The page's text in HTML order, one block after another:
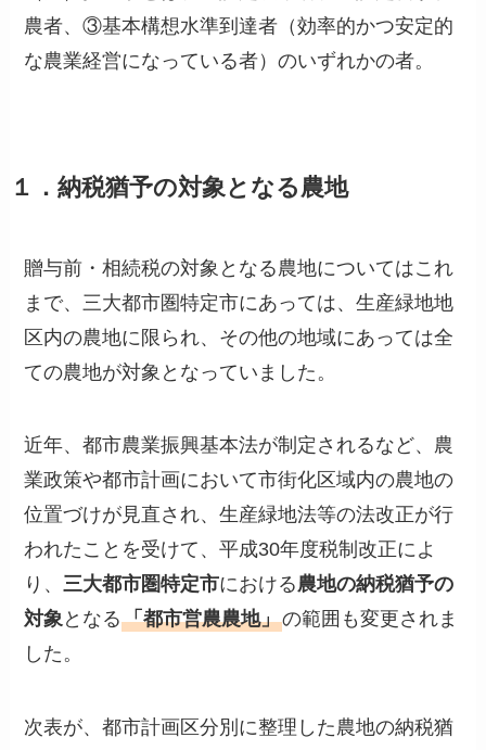
農者、③基本構想水準到達者（効率的かつ安定的
な農業経営になっている者）のいずれかの者。
１．納税猶予の対象となる農地
贈与前・相続税の対象となる農地についてはこれ
まで、三大都市圏特定市にあっては、生産緑地地
区内の農地に限られ、その他の地域にあっては全
ての農地が対象となっていました。
近年、都市農業振興基本法が制定されるなど、農
業政策や都市計画において市街化区域内の農地の
位置づけが見直され、生産緑地法等の法改正が行
われたことを受けて、平成30年度税制改正によ
り、三大都市圏特定市における農地の納税猶予の
対象となる「都市営農農地」の範囲も変更されま
した。
次表が、都市計画区分別に整理した農地の納税猶